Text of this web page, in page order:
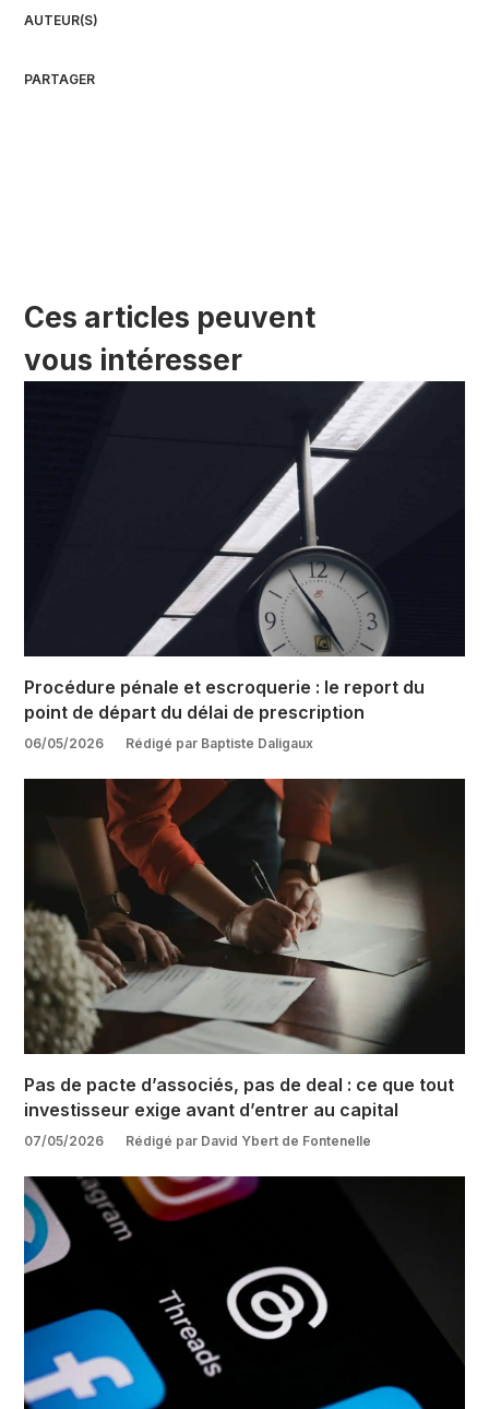
AUTEUR(S)
PARTAGER
Ces articles peuvent
vous intéresser
Pas de pacte d’associés, pas de deal : ce que tout
investisseur exige avant d’entrer au capital
07/05/2026 Rédigé par David Ybert de Fontenelle
Procédure pénale et escroquerie : le report du
point de départ du délai de prescription
06/05/2026 Rédigé par Baptiste Daligaux